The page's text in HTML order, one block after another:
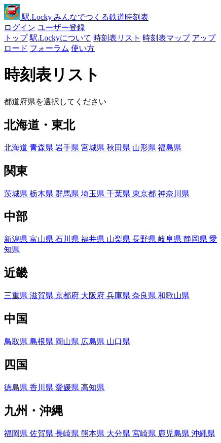
駅.Locky みんなでつくる鉄道時刻表
ログイン ユーザー登録
トップ 駅.Lockyについて 時刻表リスト 時刻表マップ アップ
ロード フォーラム 使い方
時刻表リスト
都道府県を選択してください
北海道・東北
北海道 青森県 岩手県 宮城県 秋田県 山形県 福島県
関東
茨城県 栃木県 群馬県 埼玉県 千葉県 東京都 神奈川県
中部
新潟県 富山県 石川県 福井県 山梨県 長野県 岐阜県 静岡県 愛
知県
近畿
三重県 滋賀県 京都府 大阪府 兵庫県 奈良県 和歌山県
中国
鳥取県 島根県 岡山県 広島県 山口県
四国
徳島県 香川県 愛媛県 高知県
九州・沖縄
福岡県 佐賀県 長崎県 熊本県 大分県 宮崎県 鹿児島県 沖縄県